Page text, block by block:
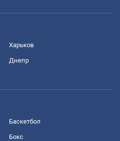
Харьков
Днепр
Баскетбол
Бокс